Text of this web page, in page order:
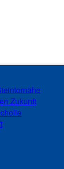
Zukunft